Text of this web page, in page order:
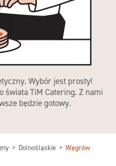
Wybór jest prosty!
świata TiM Catering. Z nami
będzie gotowy.
Dolnośląskie Węgrów